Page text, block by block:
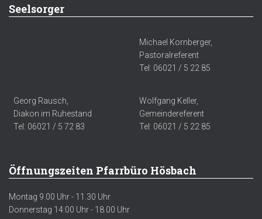
Seelsorger
Michael Kornberger,
Pastoralreferent
Tel: 06021 / 5 22 85
Georg Rausch,
Diakon im Ruhestand
Tel: 06021 / 5 72 83
Wolfgang Keller,
Gemeindereferent
Tel: 06021 / 5 22 85
Öffnungszeiten Pfarrbüro Hösbach
Montag 9.00 Uhr - 11.30 Uhr
Donnerstag 14:00 Uhr - 18.00 Uhr